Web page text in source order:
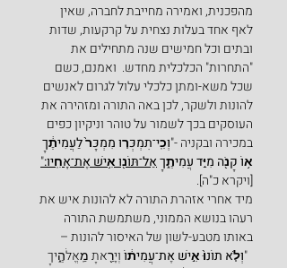
מהפכנית, ואמירה מחייבת לחברה, שאין
לאף אחד בעלות נצחית על קרקעות, שדות
ובתים וכל חמישים שנה מתחילים את
"התחרות" הכלכלית מחדש.  ואמנם, כשם
שכל משא-ומתן כלכלי עלול לגרום לאנשים
להונות ולשקר, לכן באה התורה ומזהירה את
העוסקים בכך לשמור על טוהר וניקיון כפים
במכירה ובקניה -"וְכִֽי־תִמְכְּר֤וּ מִמְכָּר֙ לַעֲמִיתֶ֔ךָ
א֥וֹ קָנֹ֖ה מִיַּ֣ד עֲמִיתֶ֑ךָ אַל־תּוֹנ֖וּ אִ֥ישׁ אֶת־אָחִֽיו:"
[ויקרא כ"ה].
מיד אחרי אזהרת התורה לא להונות איש את
רעהו בנושא הממוני, משתמשת התורה
באותו מטבע-לשון של האיסור להונות –
"וְלֹ֤א תוֹנוּ֙ אִ֣ישׁ אֶת־עֲמִית֔וֹ וְיָרֵ֖אתָ מֵֽאֱלֹהֶ֑יךָ